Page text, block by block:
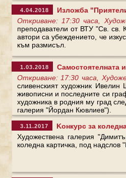
4.04.2018
Изложба
Откриване: 17:30 часа,
преподаватели от ВТУ "Св. св.
автори са убеждението, че
към размисъл.
1.03.2018
Самостоятелната
Откриване: 17:30 часа,
сливенският художник
живописни и последните си
художника в родния му град
галерия "Йордан Кювлиев").
3.11.2017
Kонкурс за
Художествена галерия
коледна картичка, под надслов